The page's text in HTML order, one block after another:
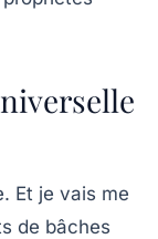
Et je vais me
de bâches